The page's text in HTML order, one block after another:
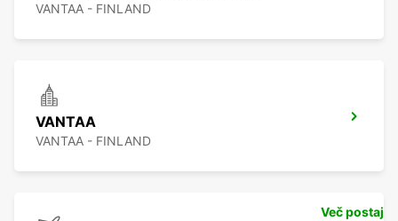
VANTAA - FINLAND
VANTAA
VANTAA - FINLAND
Več postaj